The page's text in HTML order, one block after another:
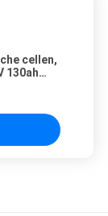
cellen,
130ah